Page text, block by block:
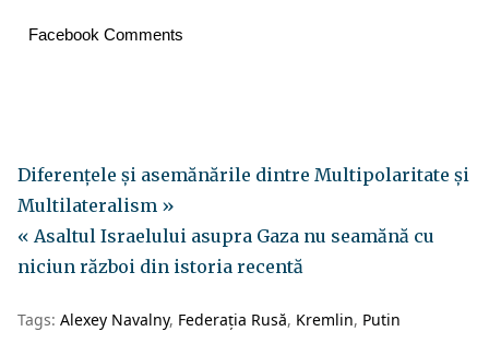
Facebook Comments
Diferențele și asemănările dintre Multipolaritate și
Multilateralism »
« Asaltul Israelului asupra Gaza nu seamănă cu
niciun război din istoria recentă
Tags: Alexey Navalny Federația Rusă Kremlin Putin